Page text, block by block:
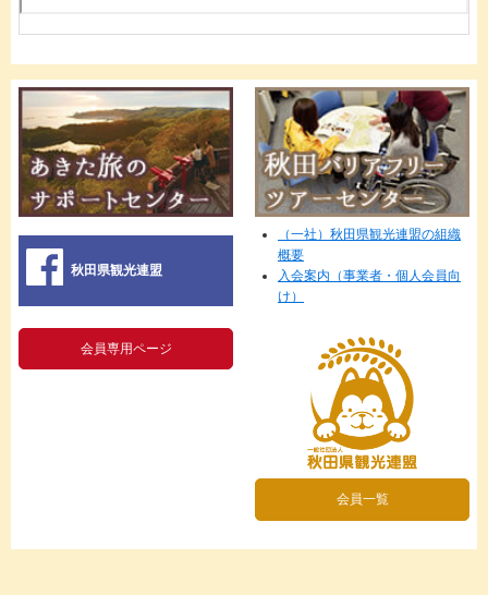
秋田県観光連盟
（一社）秋田県観光連盟の組織
概要
入会案内（事業者・個人会員向
け）
会員専用ページ
会員一覧